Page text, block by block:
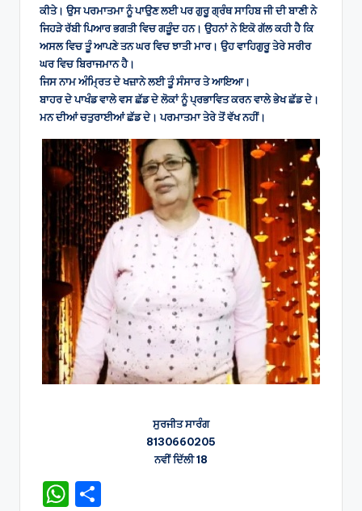
ਕੀਤੇ। ਉਸ ਪਰਮਾਤਮਾ ਨੂੰ ਪਾਉਣ ਲਈ ਪਰ ਗੁਰੂ ਗ੍ਰੰਥ ਸਾਹਿਬ ਜੀ ਦੀ ਬਾਣੀ ਨੇ
ਜਿਹੜੇ ਰੱਬੀ ਪਿਆਰ ਭਗਤੀ ਵਿਚ ਗੜੂੰਦ ਹਨ। ਉਹਨਾਂ ਨੇ ਇਕੋ ਗੱਲ ਕਹੀ ਹੈ ਕਿ
ਅਸਲ ਵਿਚ ਤੂੰ ਆਪਣੇ ਤਨ ਘਰ ਵਿਚ ਝਾਤੀ ਮਾਰ। ਉਹ ਵਾਹਿਗੁਰੂ ਤੇਰੇ ਸਰੀਰ
ਘਰ ਵਿਚ ਬਿਰਾਜਮਾਨ ਹੈ।
ਜਿਸ ਨਾਮ ਅੰਮ੍ਰਿਤ ਦੇ ਖਜ਼ਾਨੇ ਲਈ ਤੂੰ ਸੰਸਾਰ ਤੇ ਆਇਆ।
ਬਾਹਰ ਦੇ ਪਾਖੰਡ ਵਾਲੇ ਵਸ ਛੱਡ ਦੇ ਲੋਕਾਂ ਨੂੰ ਪ੍ਰਭਾਵਿਤ ਕਰਨ ਵਾਲੇ ਭੇਖ ਛੱਡ ਦੇ।
ਮਨ ਦੀਆਂ ਚਤੁਰਾਈਆਂ ਛੱਡ ਦੇ। ਪਰਮਾਤਮਾ ਤੇਰੇ ਤੋਂ ਵੱਖ ਨਹੀਂ।
ਸੁਰਜੀਤ ਸਾਰੰਗ
8130660205
ਨਵੀਂ ਦਿੱਲੀ 18
W